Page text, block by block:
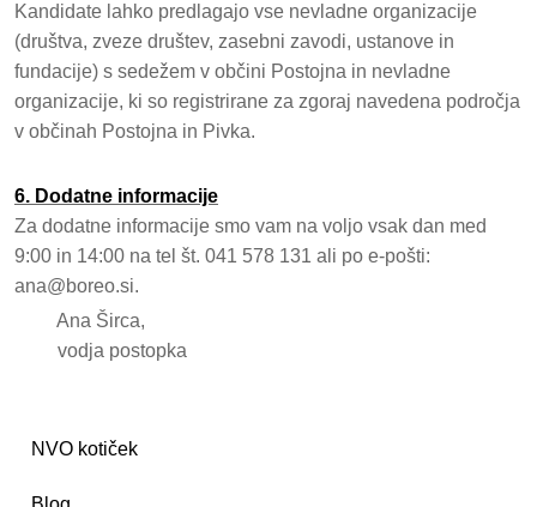
NVO kotiček
Kandidate lahko predlagajo vse nevladne organizacije
(društva, zveze društev, zasebni zavodi, ustanove in
fundacije) s sedežem v občini Postojna in nevladne
organizacije, ki so registrirane za zgoraj navedena področja
v občinah Postojna in Pivka.
6. Dodatne informacije
Za dodatne informacije smo vam na voljo vsak dan med
9:00 in 14:00 na tel št. 041 578 131 ali po e-pošti:
ana@boreo.si.
Ana Širca,
vodja postopka